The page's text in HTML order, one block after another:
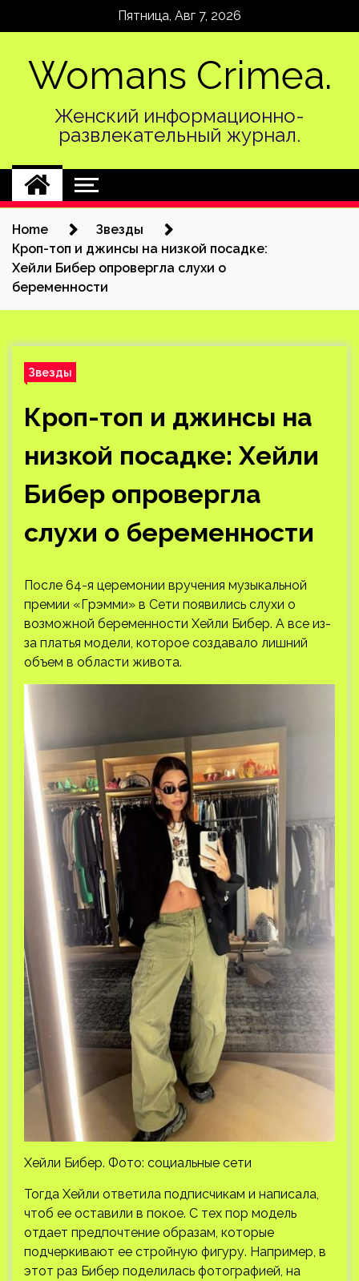
Пятница, Авг 7, 2026
Womans Crimea.
Женский информационно-
развлекательный журнал.
Home
Звезды
Кроп-топ и джинсы на низкой посадке:
Хейли Бибер опровергла слухи о
беременности
Звезды
Кроп-топ и джинсы на
низкой посадке: Хейли
Бибер опровергла
слухи о беременности
После 64-я церемонии вручения музыкальной
премии «Грэмми» в Сети появились слухи о
возможной беременности Хейли Бибер. А все из-
за платья модели, которое создавало лишний
объем в области живота.
Хейли Бибер. Фото: социальные сети
Тогда Хейли ответила подписчикам и написала,
чтоб ее оставили в покое. С тех пор модель
отдает предпочтение образам, которые
подчеркивают ее стройную фигуру. Например, в
этот раз Бибер поделилась фотографией, на